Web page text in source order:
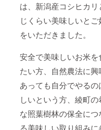
は、新潟産コシヒカリ
じくらい美味しいとご
をいただきました。
安全で美味しいお米を
たい方、自然農法に興
あっても自分でやるの
しいという方、綾町の
な照葉樹林の保全につ